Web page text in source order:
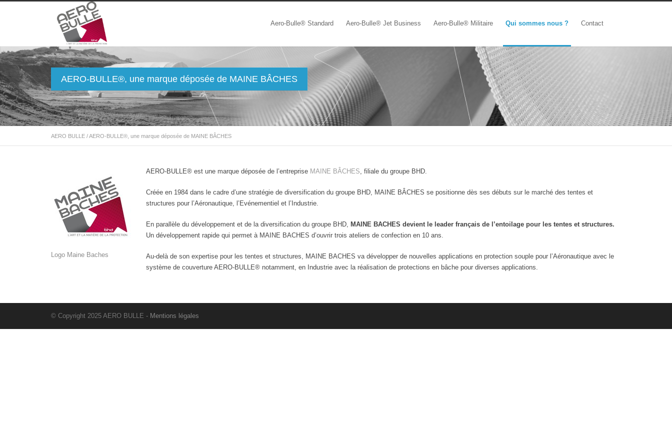
Aero-Bulle® Standard Aero-Bulle® Jet Business Aero-Bulle® Militaire Qui sommes nous ? Contact
AERO-BULLE®, une marque déposée de MAINE BÂCHES
AERO BULLE /AERO-BULLE®, une marque déposée de MAINE BÂCHES
Logo Maine Baches
AERO-BULLE® est une marque déposée de l’entreprise MAINE BÂCHES, filiale du groupe BHD.
Créée en 1984 dans le cadre d’une stratégie de diversification du groupe BHD, MAINE BÂCHES se positionne dès ses débuts sur le marché des tentes et
structures pour l’Aéronautique, l’Evénementiel et l’Industrie.
En parallèle du développement et de la diversification du groupe BHD, MAINE BACHES devient le leader français de l’entoilage pour les tentes et structures.
Un développement rapide qui permet à MAINE BACHES d’ouvrir trois ateliers de confection en 10 ans.
Au-delà de son expertise pour les tentes et structures, MAINE BACHES va développer de nouvelles applications en protection souple pour l’Aéronautique avec le
système de couverture AERO-BULLE® notamment, en Industrie avec la réalisation de protections en bâche pour diverses applications.
© Copyright 2025 AERO BULLE - Mentions légales